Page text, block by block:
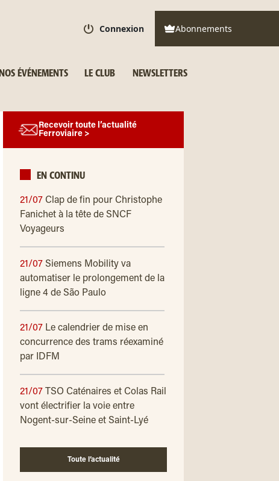
Connexion Abonnements
NOS ÉVÉNEMENTS LE CLUB NEWSLETTERS
Recevoir toute l’actualité
Ferroviaire >
EN CONTINU
21/07 Clap de fin pour Christophe
Fanichet à la tête de SNCF
Voyageurs
21/07 Siemens Mobility va
automatiser le prolongement de la
ligne 4 de São Paulo
21/07 Le calendrier de mise en
concurrence des trams réexaminé
par IDFM
21/07
TSO Caténaires et Colas Rail
vont électrifier la voie entre
Nogent-sur-Seine et Saint-Lyé
Toute l’actualité